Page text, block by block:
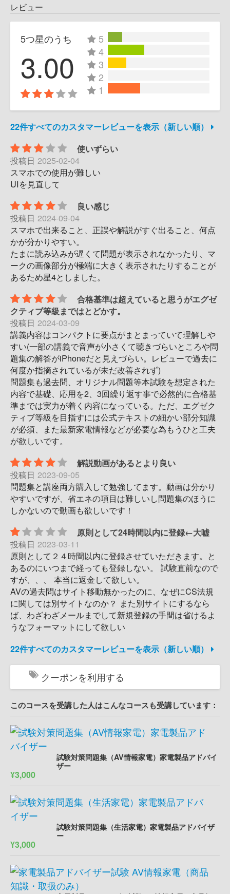
レビュー
5つ星のうち
3.00
5
4
3
2
1
22件すべてのカスタマーレビューを表示（新しい順）
使いずらい
投稿日 2025-02-04
スマホでの使用が難しい
UIを見直して
良い感じ
投稿日 2024-09-04
スマホで出来ること、正誤や解説がすぐ出ること、何点
かが分かりやすい。
たまに読み込みが遅くて問題が表示されなかったり、マ
ークの画像部分が極端に大きく表示されたりすることが
あるため星4としました。
合格基準は超えていると思うがエグゼ
クティブ等級まではとどかす。
投稿日 2024-03-09
講義内容はコンパクトに要点がまとまっていて理解しや
すい(一部の講義で音声が小さくて聴きづらいところや問
題集の解答がiPhoneだと見えづらい。レビューで過去に
何度か指摘されているが未だ改善されず)
問題集も過去問、オリジナル問題等本試験を想定された
内容で基礎、応用を2、3回繰り返す事で必然的に合格基
準までは実力が着く内容になっている。ただ、エグゼク
ティブ等級を目指すには公式テキストの細かい部分知識
が必須、また最新家電情報などが必要な為もうひと工夫
が欲しいです。
解説動画があるとより良い
投稿日 2023-09-05
問題集と講座両方購入して勉強してます。動画は分かり
やすいですが、省エネの項目は難しいし問題集のほうに
しかないので動画も欲しいです！
原則として24時間以内に登録←大嘘
投稿日 2023-03-11
原則として２４時間以内に登録させていただきます。と
あるのにいつまで経っても登録しない。 試験直前なので
すが、、、 本当に返金して欲しい。
AVの過去問はサイト移動無かったのに、なぜにCS法規
に関しては別サイトなのか？ また別サイトにするなら
ば、わざわざメールまでして新規登録の手間は省けるよ
うなフォーマットにして欲しい
22件すべてのカスタマーレビューを表示（新しい順）
クーポンを利用する
このコースを受講した人はこんなコースも受講しています：
試験対策問題集（AV情報家電）家電製品アドバイ
ザー
¥3,000
試験対策問題集（生活家電）家電製品アドバイザ
ー
¥3,000